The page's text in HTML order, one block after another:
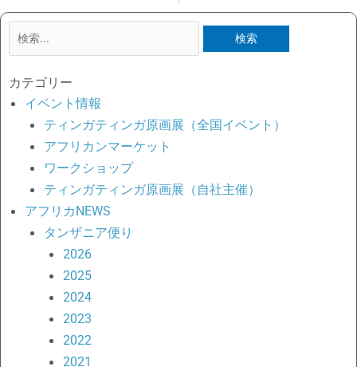
検
象:
カテゴリー
イベント情報
ティンガティンガ原画展（全国イベント）
アフリカンマーケット
ワークショップ
ティンガティンガ原画展（自社主催）
アフリカNEWS
タンザニア便り
2026
2025
2024
2023
2022
2021